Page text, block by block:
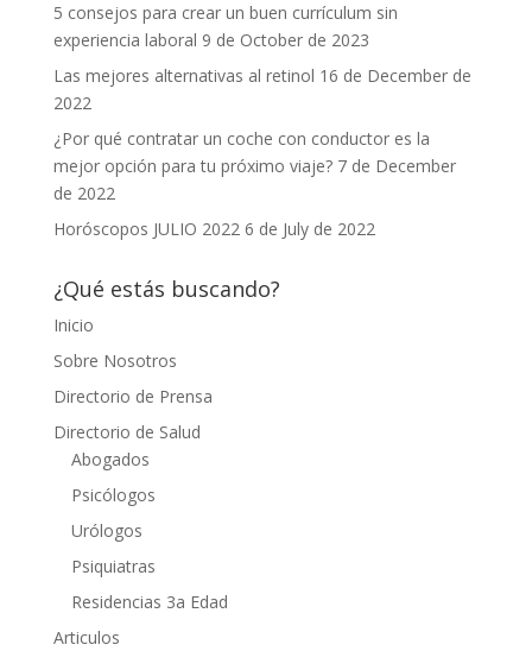
5 consejos para crear un buen currículum sin
experiencia laboral 9 de October de 2023
Las mejores alternativas al retinol 16 de December de
2022
¿Por qué contratar un coche con conductor es la
mejor opción para tu próximo viaje? 7 de December
de 2022
Horóscopos JULIO 2022 6 de July de 2022
¿Qué estás buscando?
Inicio
Sobre Nosotros
Directorio de Prensa
Directorio de Salud
Abogados
Psicólogos
Urólogos
Psiquiatras
Residencias 3a Edad
Articulos